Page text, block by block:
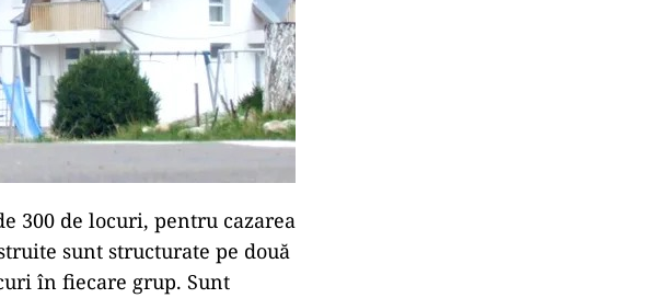
300 de locuri, pentru cazarea
sunt structurate pe două
în fiecare grup. Sunt